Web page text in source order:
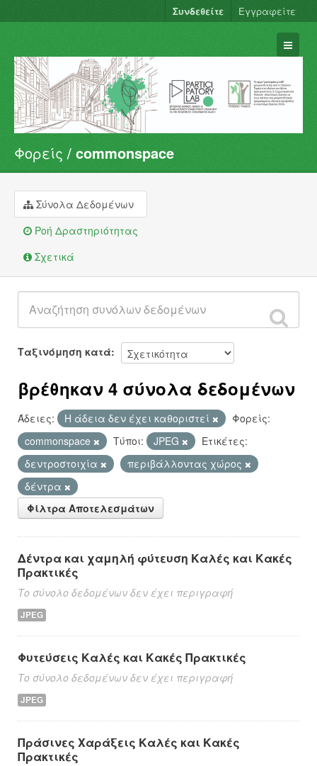
Συνδεθείτε Εγγραφείτε
Σύνολα Δεδομένων
Φορείς
Ομάδες
Σχετικά
Φορείς commonspace
Σύνολα Δεδομένων
Ροή Δραστηριότητας
Σχετικά
Ταξινόμηση κατά
βρέθηκαν 4 σύνολα δεδομένων
Άδειες: Η άδεια δεν έχει καθοριστεί
Φορείς:
commonspace
Τύποι: JPEG
Ετικέτες:
δεντροστοιχία
περιβάλλοντας χώρος
δέντρα
Φίλτρα Αποτελεσμάτων
Δέντρα και χαμηλή φύτευση Καλές και Κακές
Πρακτικές
Το σύνολο δεδομένων δεν έχει περιγραφή
JPEG
Φυτεύσεις Καλές και Κακές Πρακτικές
Το σύνολο δεδομένων δεν έχει περιγραφή
JPEG
Πράσινες Χαράξεις Καλές και Κακές
Πρακτικές